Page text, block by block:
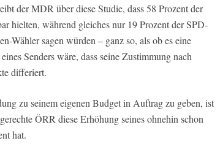
der MDR über diese Studie, dass 58 Prozent der
hielten, während gleiches nur 19 Prozent der SPD-
Wähler sagen würden – ganz so, als ob es eine
Senders wäre, dass seine Zustimmung nach
differiert.
zu seinem eigenen Budget in Auftrag zu geben, ist
ÖRR diese Erhöhung seines ohnehin schon
hat.